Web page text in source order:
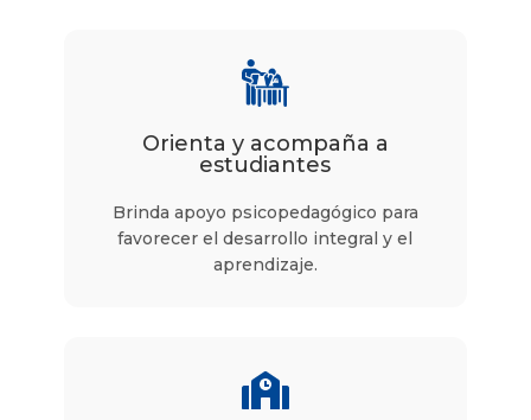
Orienta y acompaña a
estudiantes
Brinda apoyo psicopedagógico para
favorecer el desarrollo integral y el
aprendizaje.